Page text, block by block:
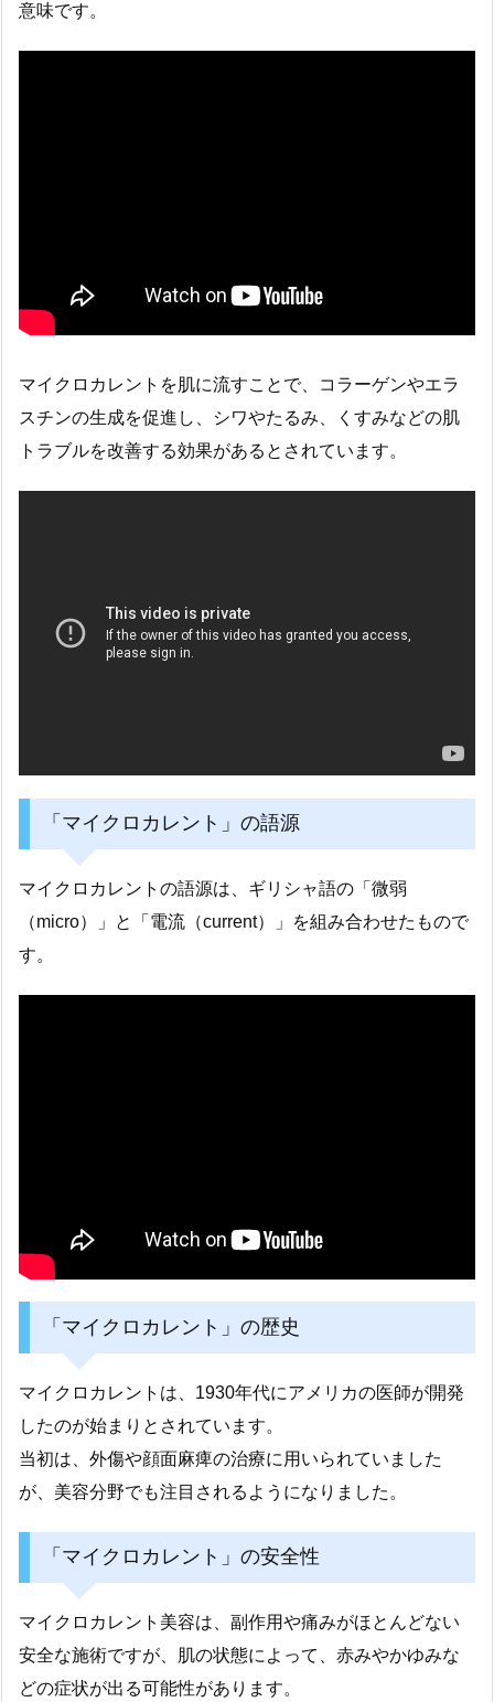
意味です。
マイクロカレントを肌に流すことで、コラーゲンやエラ
スチンの生成を促進し、シワやたるみ、くすみなどの肌
トラブルを改善する効果があるとされています。
「マイクロカレント」の語源
マイクロカレントの語源は、ギリシャ語の「微弱
（micro）」と「電流（current）」を組み合わせたもので
す。
「マイクロカレント」の歴史
マイクロカレントは、1930年代にアメリカの医師が開発
したのが始まりとされています。
当初は、外傷や顔面麻痺の治療に用いられていました
が、美容分野でも注目されるようになりました。
「マイクロカレント」の安全性
マイクロカレント美容は、副作用や痛みがほとんどない
安全な施術ですが、肌の状態によって、赤みやかゆみな
どの症状が出る可能性があります。